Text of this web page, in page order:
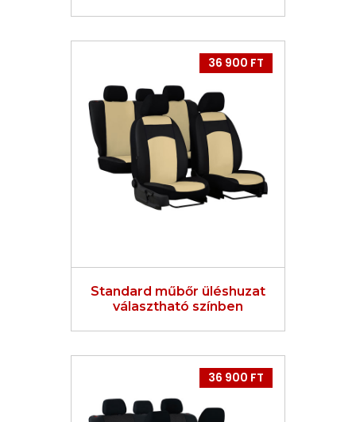
36 900 FT
Standard műbőr üléshuzat
választható színben
36 900 FT